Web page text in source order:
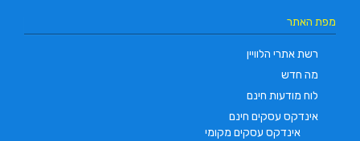
מפת האתר
רשת אתרי הלוויין
מה חדש
לוח מודעות חינם
אינדקס עסקים חינם
אינדקס עסקים מקומי